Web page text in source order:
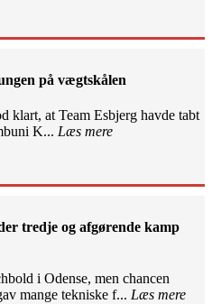
på vægtskålen
klart, at Team Esbjerg havde tabt
K... Læs mere
tredje og afgørende kamp
i Odense, men chancen
mange tekniske f... Læs mere